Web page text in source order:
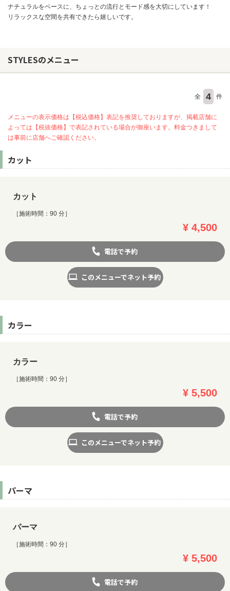
ナチュラルをベースに、ちょっとの流行とモード感を大切にしています！
リラックスな空間を共有できたら嬉しいです。
STYLESのメニュー
全 4 件
メニューの表示価格は【税込価格】表記を推奨しておりますが、掲載店舗に
よっては【税抜価格】で表記されている場合が御座います。料金つきまして
は事前に店舗へご確認ください。
カット
カット
［施術時間：90 分］
¥ 4,500
電話で予約
このメニューでネット予約
カラー
カラー
［施術時間：90 分］
¥ 5,500
電話で予約
このメニューでネット予約
パーマ
パーマ
［施術時間：90 分］
¥ 5,500
電話で予約